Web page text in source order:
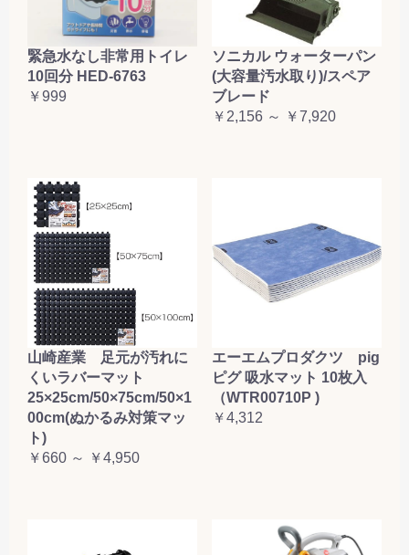
緊急水なし非常用トイレ
10回分 HED-6763
￥999
ソニカル ウォーターパン
(大容量汚水取り)/スペア
ブレード
￥2,156 ～ ￥7,920
山崎産業 足元が汚れに
くいラバーマット
25×25cm/50×75cm/50×1
00cm(ぬかるみ対策マッ
ト)
￥660 ～ ￥4,950
エーエムプロダクツ pig
ピグ 吸水マット 10枚入
（WTR00710P )
￥4,312